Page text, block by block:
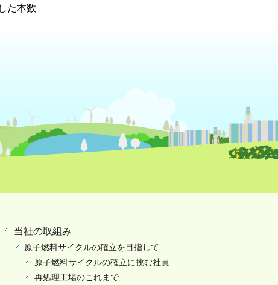
た本数
当社の取組み
原子燃料サイクルの確立を目指して
原子燃料サイクルの確立に挑む社員
再処理工場のこれまで